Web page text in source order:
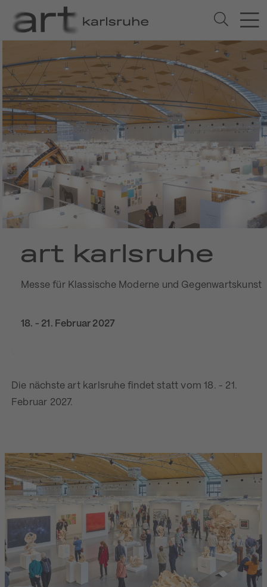
art karlsruhe
Messe für Klassische Moderne und Gegenwartskunst
18. - 21. Februar 2027
Die nächste art karlsruhe findet statt vom 18. - 21.
Februar 2027.